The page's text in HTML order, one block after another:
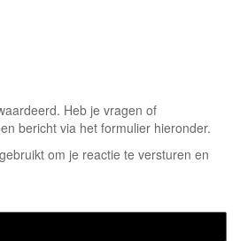
Heb je vragen of
bericht via het formulier hieronder.
om je reactie te versturen en